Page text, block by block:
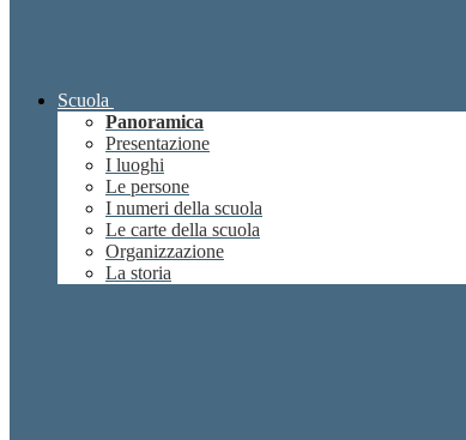
Scuola
Panoramica
Presentazione
I luoghi
Le persone
I numeri della scuola
Le carte della scuola
Organizzazione
La storia